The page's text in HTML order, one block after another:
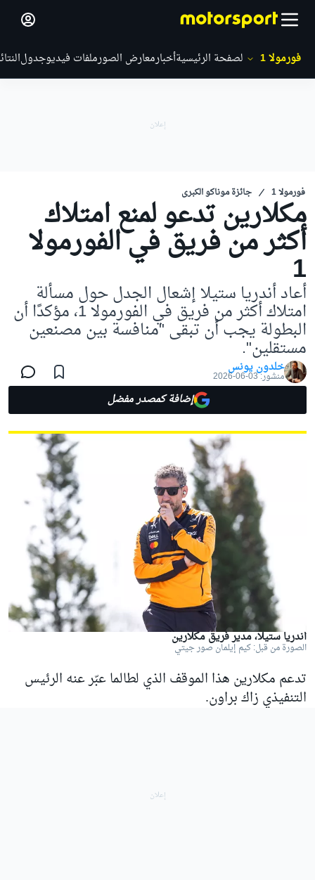
فورمولا 1 الصفحة الرئيسيةأخبارمعارض الصورملفات فيديوجدول
فورمولا 1 جائزة موناكو الكبرى
مكلارين تدعو لمنع امتلاك
أكثر من فريق في الفورمولا
1
أعاد أندريا ستيلا إشعال الجدل حول مسألة
امتلاك أكثر من فريق في الفورمولا 1، مؤكدًا أن
البطولة يجب أن تبقى "منافسة بين مصنعين
مستقلين".
خلدون يونس
منشور:03-06-2026
إضافة كمصدر مفضل
أندريا ستيلا، مدير فريق مكلارين
الصورة من قبل: كيم إيلمان صور جيتي
تدعم مكلارين هذا الموقف الذي لطالما عبّر عنه الرئيس
التنفيذي زاك براون.